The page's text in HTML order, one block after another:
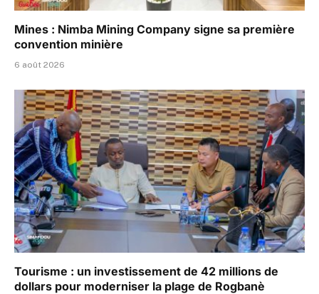
Mines : Nimba Mining Company signe sa première
convention minière
6 août 2026
Tourisme : un investissement de 42 millions de
dollars pour moderniser la plage de Rogbanè